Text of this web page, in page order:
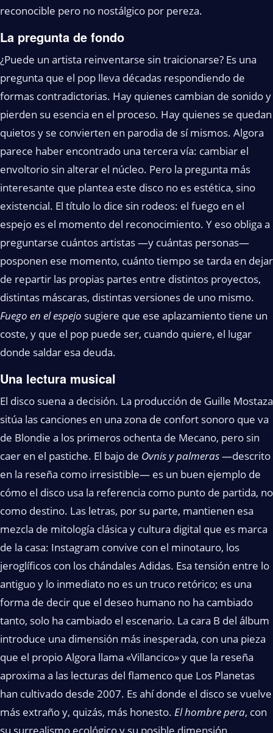
reconocible pero no nostálgico por pereza.
La pregunta de fondo
¿Puede un artista reinventarse sin traicionarse? Es una
pregunta que el pop lleva décadas respondiendo de
formas contradictorias. Hay quienes cambian de sonido y
pierden su esencia en el proceso. Hay quienes se quedan
quietos y se convierten en parodia de sí mismos. Algora
parece haber encontrado una tercera vía: cambiar el
envoltorio sin alterar el núcleo. Pero la pregunta más
interesante que plantea este disco no es estética, sino
existencial. El título lo dice sin rodeos: el fuego en el
espejo es el momento del reconocimiento. Y eso obliga a
preguntarse cuántos artistas —y cuántas personas—
posponen ese momento, cuánto tiempo se tarda en dejar
de repartir las propias partes entre distintos proyectos,
distintas máscaras, distintas versiones de uno mismo.
Fuego en el espejo sugiere que ese aplazamiento tiene un
coste, y que el pop puede ser, cuando quiere, el lugar
donde saldar esa deuda.
Una lectura musical
El disco suena a decisión. La producción de Guille Mostaza
sitúa las canciones en una zona de confort sonoro que va
de Blondie a los primeros ochenta de Mecano, pero sin
caer en el pastiche. El bajo de Ovnis y palmeras—descrito
en la reseña como irresistible— es un buen ejemplo de
cómo el disco usa la referencia como punto de partida, no
como destino. Las letras, por su parte, mantienen esa
mezcla de mitología clásica y cultura digital que es marca
de la casa: Instagram convive con el minotauro, los
jeroglíficos con los chándales Adidas. Esa tensión entre lo
antiguo y lo inmediato no es un truco retórico; es una
forma de decir que el deseo humano no ha cambiado
tanto, solo ha cambiado el escenario. La cara B del álbum
introduce una dimensión más inesperada, con una pieza
que el propio Algora llama «Villancico» y que la reseña
aproxima a las lecturas del flamenco que Los Planetas
han cultivado desde 2007. Es ahí donde el disco se vuelve
más extraño y, quizás, más honesto. El hombre pera, con
su surrealismo ecológico y su posible dimensión